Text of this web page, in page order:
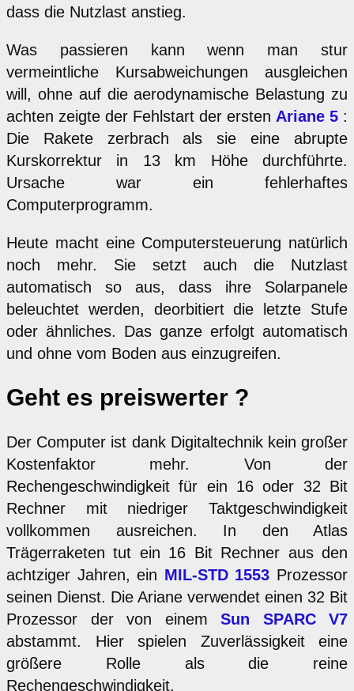
dass die Nutzlast anstieg.
Was passieren kann wenn man stur
vermeintliche Kursabweichungen ausgleichen
will, ohne auf die aerodynamische Belastung zu
achten zeigte der Fehlstart der ersten Ariane 5 :
Die Rakete zerbrach als sie eine abrupte
Kurskorrektur in 13 km Höhe durchführte.
Ursache war ein fehlerhaftes
Computerprogramm.
Heute macht eine Computersteuerung natürlich
noch mehr. Sie setzt auch die Nutzlast
automatisch so aus, dass ihre Solarpanele
beleuchtet werden, deorbitiert die letzte Stufe
oder ähnliches. Das ganze erfolgt automatisch
und ohne vom Boden aus einzugreifen.
Geht es preiswerter ?
Der Computer ist dank Digitaltechnik kein großer
Kostenfaktor mehr. Von der
Rechengeschwindigkeit für ein 16 oder 32 Bit
Rechner mit niedriger Taktgeschwindigkeit
vollkommen ausreichen. In den Atlas
Trägerraketen tut ein 16 Bit Rechner aus den
achtziger Jahren, ein MIL-STD 1553 Prozessor
seinen Dienst. Die Ariane verwendet einen 32 Bit
Prozessor der von einem Sun SPARC V7
abstammt. Hier spielen Zuverlässigkeit eine
größere Rolle als die reine
Rechengeschwindigkeit.